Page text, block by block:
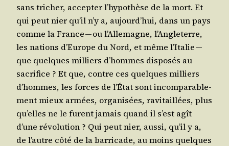
sans tri­cher, accep­ter l’hy­po­thèse de la mort. Et
qui peut nier qu’il n’y a, aujourd’­hui, dans un pays
comme la France — ou l’Al­le­magne, l’An­gle­terre,
les nations d’Eu­rope du Nord, et même l’I­ta­lie —
que quelques mil­liers d’hommes dis­po­sés au
sacri­fice ? Et que, contre ces quelques mil­liers
d’hommes, les forces de l’État sont incom­pa­ra­ble­
ment mieux armées, orga­ni­sées, ravi­taillées, plus
qu’elles ne le furent jamais quand il s’est agît
d’une révo­lu­tion ? Qui peut nier, aus­si, qu’il y a,
de l’autre côté de la bar­ri­cade, au moins quelques